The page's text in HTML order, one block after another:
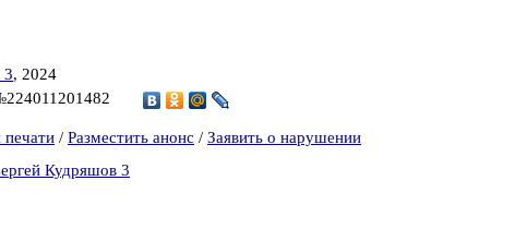
3, 2024
печати / Разместить анонс / Заявить о нарушении
Кудряшов 3